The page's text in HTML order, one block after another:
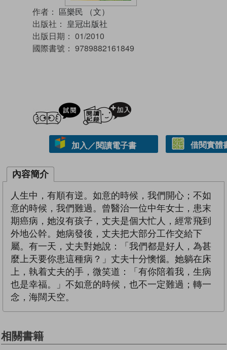
作者： 區樂民 （文）
出版社： 皇冠出版社
出版日期： 01/2010
國際書號： 9789882161849
試閲
加入／閱讀電子書 借閱實體
內容簡介
人生中，有順有逆。如意的時候，我們開心；不如
意的時候，我們難過。曾醫治一位中年女士，患末
期癌病，她沒有孩子，丈夫是個大忙人，經常飛到
外地公幹。她病發後，丈夫把大部分工作交給下
屬。有一天，丈夫對她說：「我們都是好人，為甚
麼上天要你患這種病？」丈夫十分懊惱。她躺在床
上，執着丈夫的手，微笑道：「有你陪着我，生病
也是幸福。」不如意的時候，也不一定難過；轉一
念，海闊天空。
相關書籍